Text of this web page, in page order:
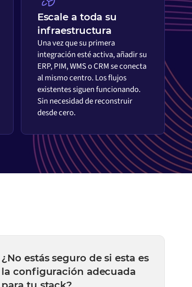
Escale a toda su
infraestructura
Una vez que su primera
integración esté activa, añadir su
ERP, PIM, WMS o CRM se conecta
al mismo centro. Los flujos
existentes siguen funcionando.
Sin necesidad de reconstruir
desde cero.
¿No estás seguro de si esta es
la configuración adecuada